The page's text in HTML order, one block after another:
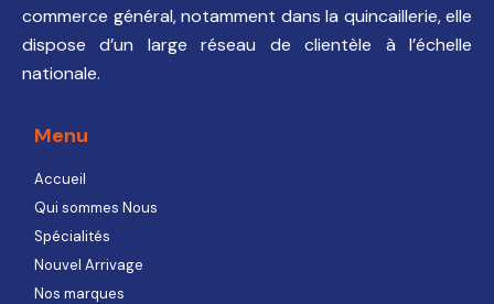
commerce général, notamment dans la quincaillerie, elle
dispose d’un large réseau de clientèle à l’échelle
nationale.
Menu
Accueil
Qui sommes Nous
Spécialités
Nouvel Arrivage
Nos marques